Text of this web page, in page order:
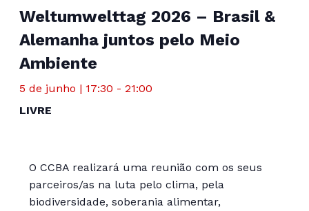
Weltumwelttag 2026 – Brasil &
Alemanha juntos pelo Meio
Ambiente
5 de junho | 17:30 - 21:00
LIVRE
O CCBA realizará uma reunião com os seus
parceiros/as na luta pelo clima, pela
biodiversidade, soberania alimentar,